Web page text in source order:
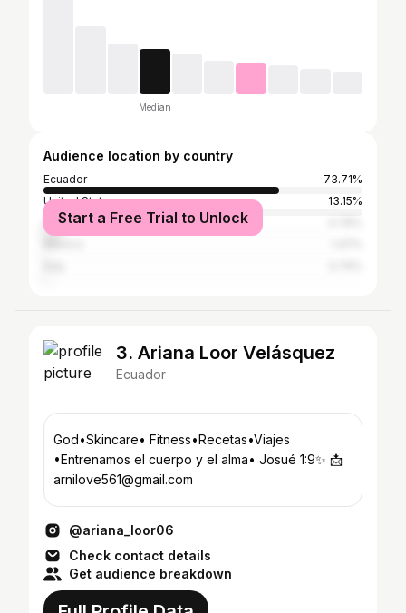
Median
Audience location by country
Ecuador
73.71%
United States
13.15%
Spain
Start a Free Trial to Unlock
3. Ariana Loor Velásquez
Ecuador
God•Skincare• Fitness•Recetas•Viajes
•Entrenamos el cuerpo y el alma• Josué 1:9✨ 📩
arnilove561@gmail.com
@ariana_loor06
Check contact details
Get audience breakdown